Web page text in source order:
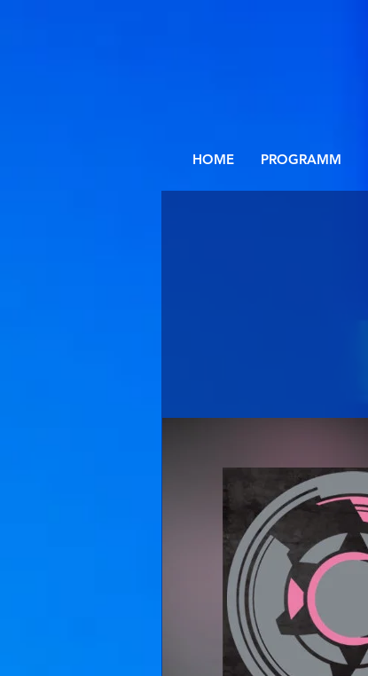
HOME PROGRAMM